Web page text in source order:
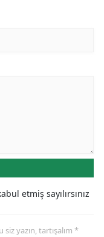
etmiş sayılırsınız
yazın, tartışalım *